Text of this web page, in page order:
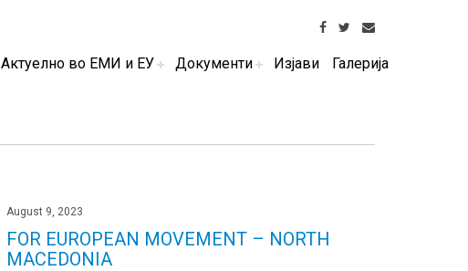
Актуелно во ЕМИ и ЕУ Документи Изјави Галерија
August 9, 2023
FOR EUROPEAN MOVEMENT – NORTH
MACEDONIA